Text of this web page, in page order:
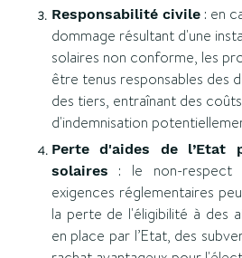
Responsabilité civile: en
dommage résultant d'une
solaires non conforme, les
être tenus responsables des
des tiers, entraînant des
d'indemnisation
Perte d'aides de l’Etat
solaires
: le non-respect
exigences réglementaires
la perte de l'éligibilité à des
en place par l’Etat, des